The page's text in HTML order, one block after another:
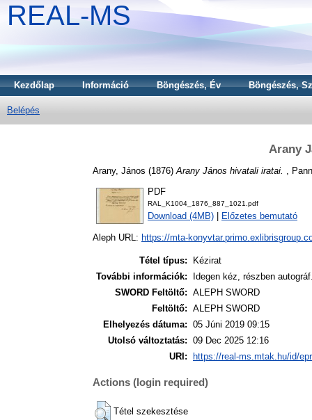
REAL-MS
Kezdőlap Információ Böngészés, Év Böngészés,
Belépés
Arany
Arany, János (1876) Arany János hivatali iratai. ,
PDF
RAL_K1004_1876_887_1021.pdf
Download (4MB) Előzetes bemutató
Aleph URL: https://mta-
Tétel típus:
Kézirat
További információk:
Idegen kéz, részben
SWORD Feltöltő: ALEPH SWORD
Feltöltő: ALEPH SWORD
Elhelyezés dátuma: 05 Júni 2019 09:15
Utolsó változtatás: 09 Dec 2025 12:16
URI:
https://real-ms.mtak.hu/id/
Actions (login required)
Tétel szekesztése